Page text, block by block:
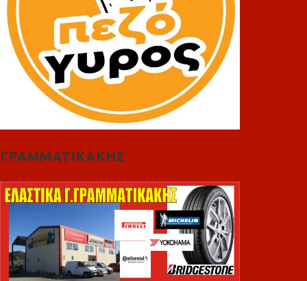
ΓΡΑΜΜΑΤΙΚΑΚΗΣ